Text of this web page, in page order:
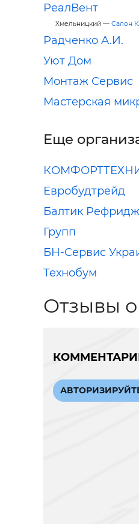
РеалВент
Хмельницкий — Салон
Радченко А.И.
Уют Дом
Монтаж Сервис
Мастерская
Еще
Евробудтрейд
Балтик
Групп
БН-Сервис
Технобум
Отзывы